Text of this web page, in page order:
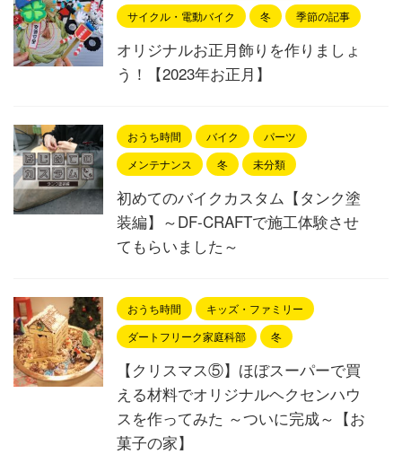
サイクル・電動バイク
冬 季節の記事
オリジナルお正月飾りを作りましょ
う！【2023年お正月】
おうち時間 バイク
パーツ
メンテナンス
冬 未分類
初めてのバイクカスタム【タンク塗
装編】～DF-CRAFTで施工体験させ
てもらいました～
おうち時間
キッズ・ファミリー
ダートフリーク家庭科部
冬
【クリスマス⑤】ほぼスーパーで買
える材料でオリジナルヘクセンハウ
スを作ってみた ～ついに完成～【お
菓子の家】